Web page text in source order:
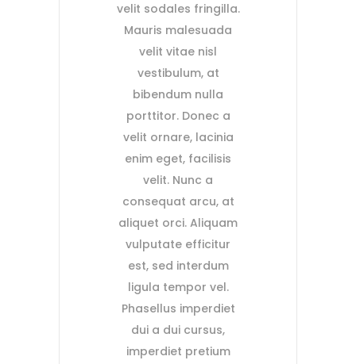
velit sodales fringilla.
Mauris malesuada
velit vitae nisl
vestibulum, at
bibendum nulla
porttitor. Donec a
velit ornare, lacinia
enim eget, facilisis
velit. Nunc a
consequat arcu, at
aliquet orci. Aliquam
vulputate efficitur
est, sed interdum
ligula tempor vel.
Phasellus imperdiet
dui a dui cursus,
imperdiet pretium